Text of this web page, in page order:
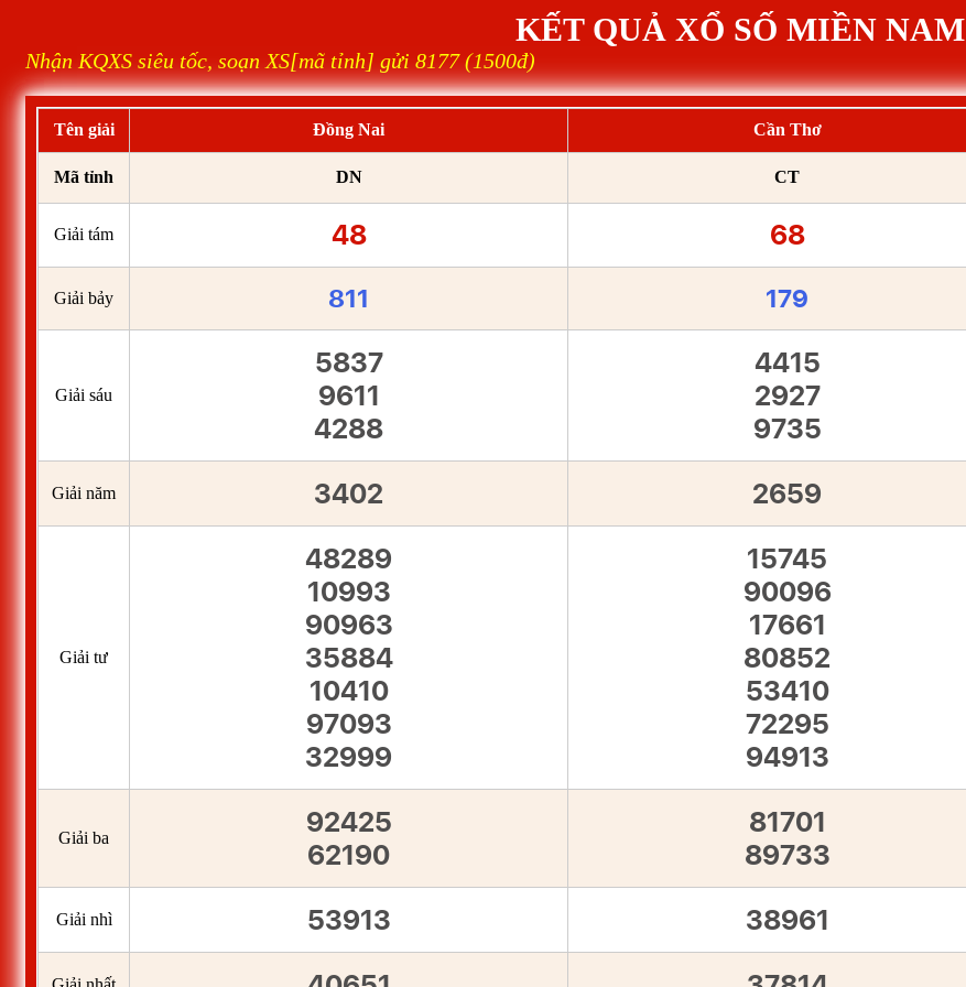
KẾT QUẢ XỔ SỐ MIỀN NAM
Nhận KQXS siêu tốc, soạn XS[mã tỉnh] gửi 8177 (1500đ)
Tên giải Đồng Nai Cần Thơ
Mã tỉnh DN CT
Giải tám 48 68
Giải bảy 811 179
Giải sáu
5837
9611
4288
4415
2927
9735
Giải năm 3402 2659
Giải tư
48289
10993
90963
35884
10410
97093
32999
15745
90096
17661
80852
53410
72295
94913
Giải ba
92425
62190
81701
89733
Giải nhì 53913 38961